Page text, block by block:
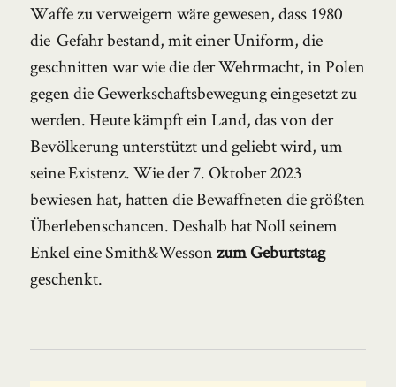
Waffe zu verweigern wäre gewesen, dass 1980
die Gefahr bestand, mit einer Uniform, die
geschnitten war wie die der Wehrmacht, in Polen
gegen die Gewerkschaftsbewegung eingesetzt zu
werden. Heute kämpft ein Land, das von der
Bevölkerung unterstützt und geliebt wird, um
seine Existenz. Wie der 7. Oktober 2023
bewiesen hat, hatten die Bewaffneten die größten
Überlebenschancen. Deshalb hat Noll seinem
Enkel eine Smith&Wessonzum Geburtstag
geschenkt.